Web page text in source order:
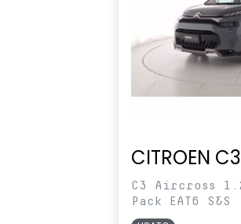
CITROEN
C3 Aircross
Pack EAT6 S&S